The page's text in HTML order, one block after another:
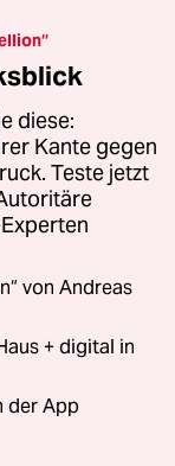
diese:
Kante gegen
Teste jetzt
von Andreas
+ digital in
der App